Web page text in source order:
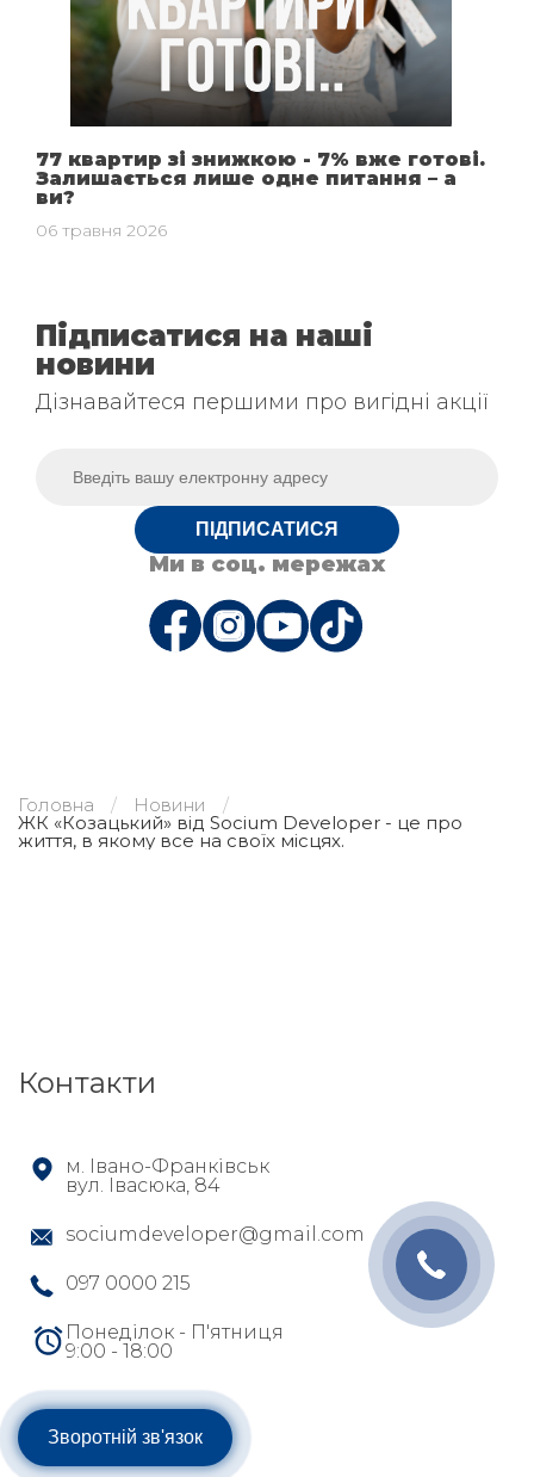
77 квартир зі знижкою - 7% вже готові.
Залишається лише одне питання – а
ви?
06 травня 2026
Підписатися на наші
новини
Дізнавайтеся першими про вигідні акції
ПІДПИСАТИСЯ
Ми в соц. мережах
Головна Новини
ЖК «Козацький» від Socium Developer - це про
життя, в якому все на своїх місцях.
Контакти
м. Івано-Франківськ
вул. Івасюка, 84
sociumdeveloper@gmail.com
097 0000 215
Понеділок - П'ятниця
9:00 - 18:00
Зворотній зв'язок